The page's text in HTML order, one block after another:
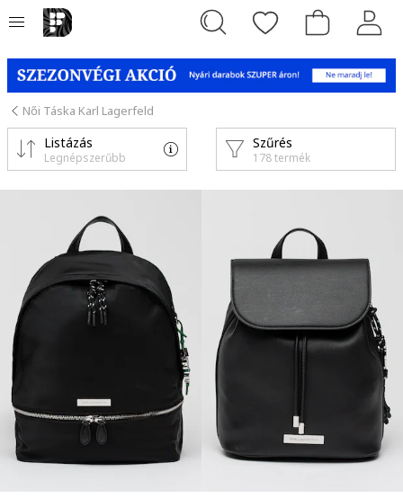
Női Táska Karl Lagerfeld
Szűrés
178 termék
Listázás
Legnépszerűbb